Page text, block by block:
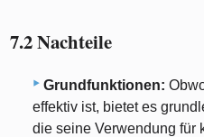
7.2 Nachteile
Grundfunktionen:
effektiv ist, bietet es
die seine Verwendung für